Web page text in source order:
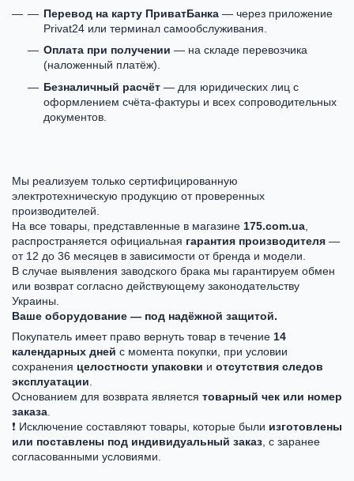
Перевод на карту ПриватБанка — через приложение
Privat24 или терминал самообслуживания.
Оплата при получении — на складе перевозчика
(наложенный платёж).
Безналичный расчёт — для юридических лиц с
оформлением счёта-фактуры и всех сопроводительных
документов.
Мы реализуем только сертифицированную
электротехническую продукцию от проверенных
производителей.
На все товары, представленные в магазине 175.com.ua
распространяется официальная гарантия производителя —
от 12 до 36 месяцев в зависимости от бренда и модели.
В случае выявления заводского брака мы гарантируем обмен
или возврат согласно действующему законодательству
Украины.
Ваше оборудование — под надёжной защитой.
Покупатель имеет право вернуть товар в течение 14
календарных дней с момента покупки, при условии
сохранения целостности упаковки и отсутствия следов
эксплуатации
Основанием для возврата является товарный чек или номер
заказа
❗ Исключение составляют товары, которые были изготовлены
или поставлены под индивидуальный заказ , с заранее
согласованными условиями.